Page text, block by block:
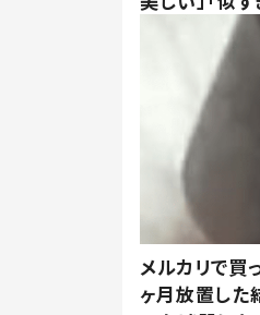
メルカリで買
ヶ月放置した